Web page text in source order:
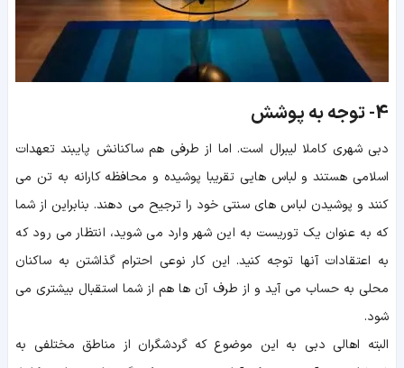
4- توجه به پوشش
دبی شهری کاملا لیبرال است. اما از طرفی هم ساکنانش پایبند تعهدات
اسلامی هستند و لباس هایی تقریبا پوشیده و محافظه کارانه به تن می
کنند و پوشیدن لباس های سنتی خود را ترجیح می دهند. بنابراین از شما
که به عنوان یک توریست به این شهر وارد می شوید، انتظار می رود که
به اعتقادات آنها توجه کنید. این کار نوعی احترام گذاشتن به ساکنان
محلی به حساب می آید و از طرف آن ها هم از شما استقبال بیشتری می
شود.
البته اهالی دبی به این موضوع که گردشگران از مناطق مختلفی به